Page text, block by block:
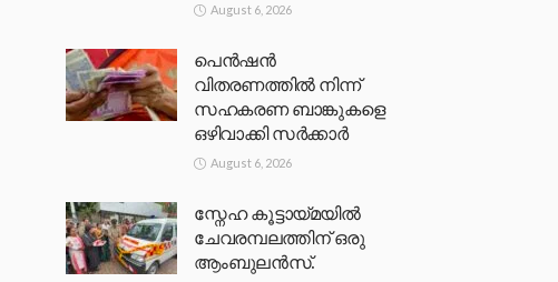
August 6, 2026
പെൻഷൻ
വിതരണത്തിൽ നിന്ന്
സഹകരണ ബാങ്കുകളെ
ഒഴിവാക്കി സർക്കാർ
August 6, 2026
സ്നേഹ കൂട്ടായ്മയിൽ
ചേവരമ്പലത്തിന് ഒരു
ആംബുലൻസ്.